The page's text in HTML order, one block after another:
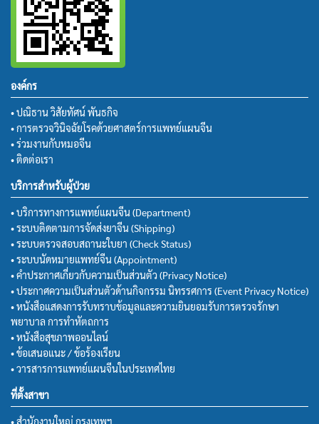
องค์กร
• ปณิธาน วิสัยทัศน์ พันธกิจ
• การตรวจวินิจฉัยโรคด้วยศาสตร์การแพทย์แผนจีน
• ร่วมงานกับหมอจีน
• ติดต่อเรา
บริการสำหรับผู้ป่วย
• บริการทางการแพทย์แผนจีน (Department)
• ระบบติดตามการจัดส่งยาจีน (Shipping)
• ระบบตรวจสอบสถานะใบยา (Check Status)
• ระบบนัดหมายแพทย์จีน (Appointment)
• คำประกาศเกี่ยวกับความเป็นส่วนตัว (Privacy Notice)
• ประกาศความเป็นส่วนตัวด้านกิจกรรม นิทรรศการ (Event Privacy Notice)
• หนังสือแสดงการรับทราบข้อมูลและความยินยอมรับการตรวจรักษา
พยาบาล การทำหัตถการ
• หนังสือสุขภาพออนไลน์
• ข้อเสนอแนะ / ข้อร้องเรียน
• วารสารการแพทย์แผนจีนในประเทศไทย
ที่ตั้งสาขา
• สำนักงานใหญ่ กรุงเทพฯ